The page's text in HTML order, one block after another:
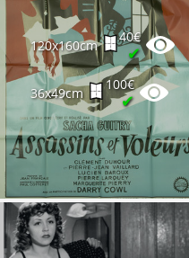
120x160cm
40€
✔
36x49cm
100€
✔